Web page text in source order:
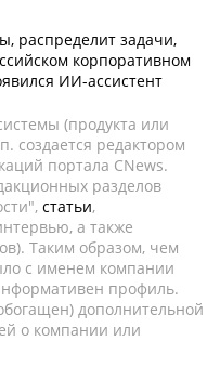
распределит задачи,
корпоративном
ИИ-ассистент
(продукта или
создается редактором
портала CNews.
разделов
статьи,
а также
Таким образом, чем
с именем компании
профиль.
дополнительной
о компании или